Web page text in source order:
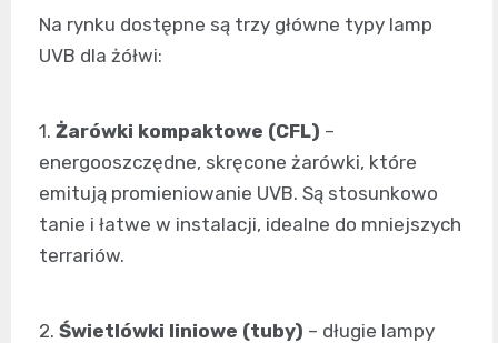
Na rynku dostępne są trzy główne typy lamp
UVB dla żółwi:
1. Żarówki kompaktowe (CFL) –
energooszczędne, skręcone żarówki, które
emitują promieniowanie UVB. Są stosunkowo
tanie i łatwe w instalacji, idealne do mniejszych
terrariów.
2. Świetlówki liniowe (tuby) – długie lampy